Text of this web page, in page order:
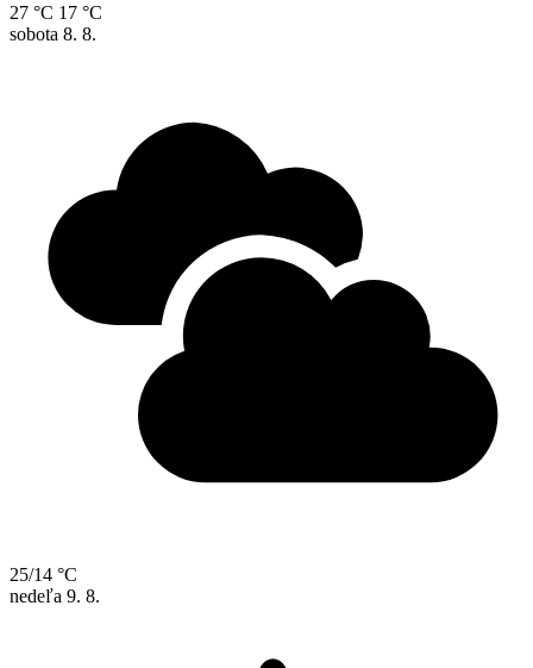
27 °C 17 °C
sobota 8. 8.
25/14 °C
nedeľa 9. 8.